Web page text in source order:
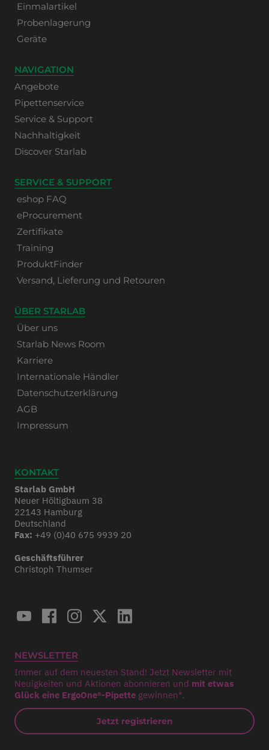
Einmalartikel
Probenlagerung
Geräte
NAVIGATION
Angebote
Pipettenservice
Service & Support
Nachhaltigkeit
Discover Starlab
SERVICE & SUPPORT
eshop FAQ
eProcurement
Zertifikate
Training
ProduktFinder
Versand, Lieferung und Retouren
ÜBER STARLAB
Über uns
Starlab News Room
Karriere
Internationale Händler
Datenschutzerklärung
AGB
Impressum
KONTAKT
Starlab GmbH
Neuer Höltigbaum 38
22143 Hamburg
Deutschland
Fax: +49 (0)40 675 9939 20
Geschäftsführer
Christoph Thumser
NEWSLETTER
Immer auf dem neuesten Stand! Jetzt Newsletter mit
Neuigkeiten und Aktionen abonnieren und mit etwas
Glück eine ErgoOne®-Pipette gewinnen*.
Jetzt registrieren